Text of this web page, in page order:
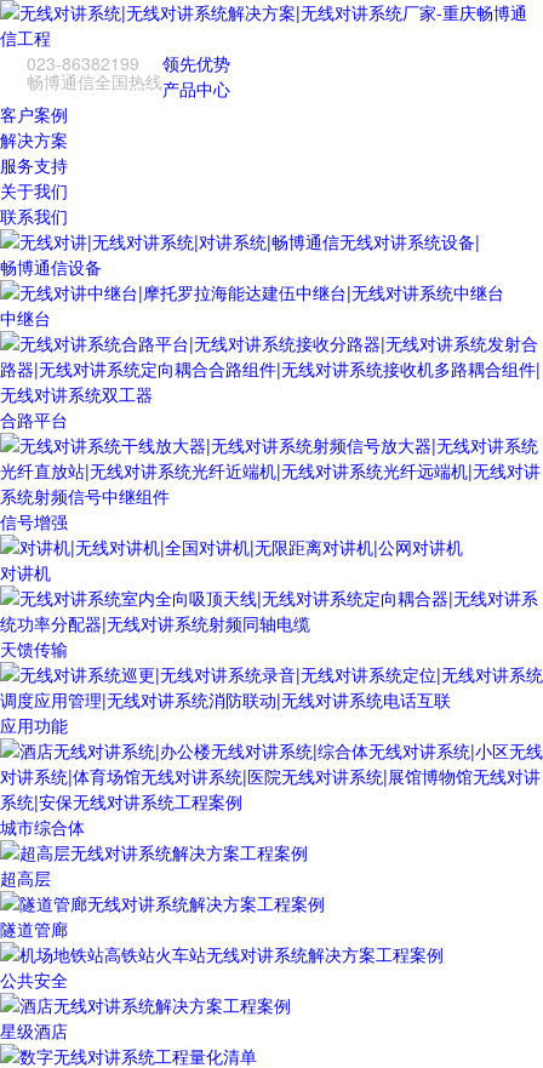
023-86382199
畅博通信全国热线
领先优势
产品中心
客户案例
解决方案
服务支持
关于我们
联系我们
畅博通信设备
中继台
合路平台
信号增强
对讲机
天馈传输
应用功能
城市综合体
超高层
隧道管廊
公共安全
星级酒店